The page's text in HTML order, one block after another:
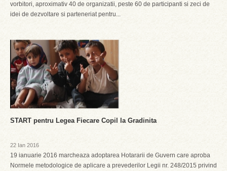
vorbitori, aproximativ 40 de organizatii, peste 60 de participanti si zeci de
idei de dezvoltare si parteneriat pentru...
START pentru Legea Fiecare Copil la Gradinita
22 Ian 2016
19 ianuarie 2016 marcheaza adoptarea Hotararii de Guvern care aproba
Normele metodologice de aplicare a prevederilor Legii nr. 248/2015 privind